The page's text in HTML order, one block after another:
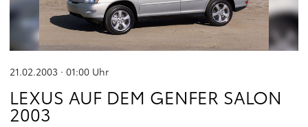
21.02.2003 · 01:00 Uhr
LEXUS AUF DEM GENFER SALON
2003